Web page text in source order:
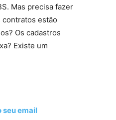
Mas precisa fazer
contratos estão
Os cadastros
Existe um
seu email